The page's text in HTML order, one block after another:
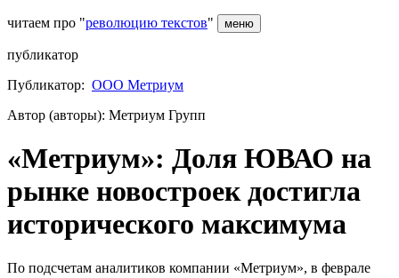
читаем про "революцию текстов" меню
публикатор
Публикатор: ООО Метриум
Автор (авторы): Метриум Групп
«Метриум»: Доля ЮВАО на
рынке новостроек достигла
исторического максимума
По подсчетам аналитиков компании «Метриум», в феврале